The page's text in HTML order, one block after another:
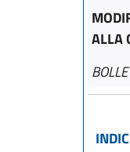
ALLA